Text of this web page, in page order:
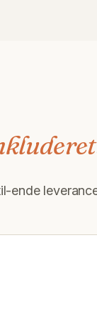
ende